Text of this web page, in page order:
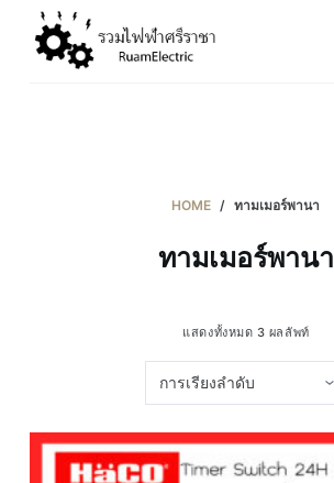
HOME / ทามเมอร์พานา
ทามเมอร์พานา
แสดงทั้งหมด 3 ผลลัพท์